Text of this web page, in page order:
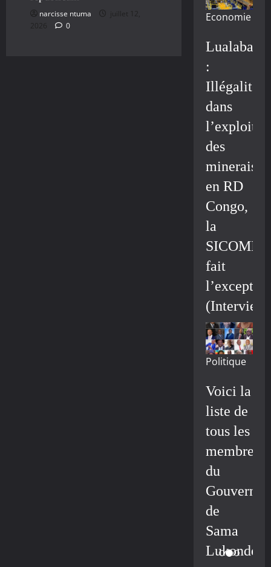
narcisse ntuma
juillet 12,
2026
0
Economie
Lualaba
:
Illégalité
dans
des
minerais
en RD
Congo,
la
fait
(Interview)
Politique
Voici la
liste de
tous les
membres
du
de
Sama
Lukonde